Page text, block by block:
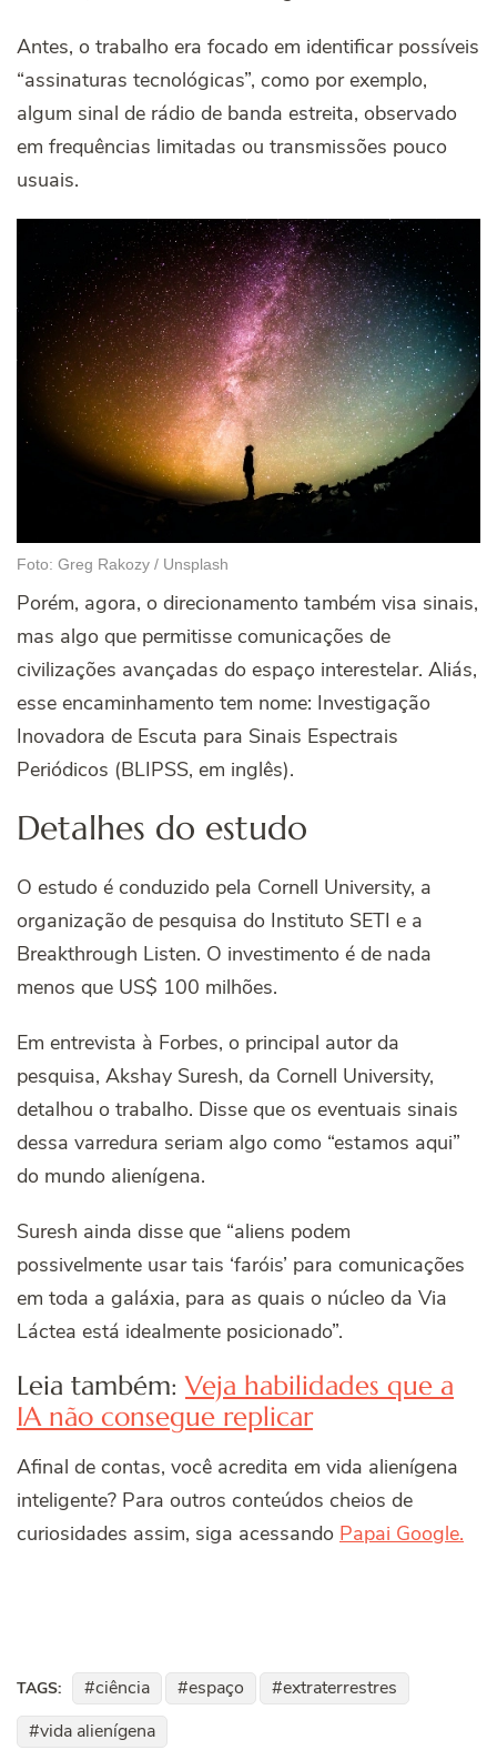
Antes, o trabalho era focado em identificar possíveis
“assinaturas tecnológicas”, como por exemplo,
algum sinal de rádio de banda estreita, observado
em frequências limitadas ou transmissões pouco
usuais.
Foto: Greg Rakozy / Unsplash
Porém, agora, o direcionamento também visa sinais,
mas algo que permitisse comunicações de
civilizações avançadas do espaço interestelar. Aliás,
esse encaminhamento tem nome: Investigação
Inovadora de Escuta para Sinais Espectrais
Periódicos (BLIPSS, em inglês).
Detalhes do estudo
O estudo é conduzido pela Cornell University, a
organização de pesquisa do Instituto SETI e a
Breakthrough Listen. O investimento é de nada
menos que US$ 100 milhões.
Em entrevista à Forbes, o principal autor da
pesquisa, Akshay Suresh, da Cornell University,
detalhou o trabalho. Disse que os eventuais sinais
dessa varredura seriam algo como “estamos aqui”
do mundo alienígena.
Suresh ainda disse que “aliens podem
possivelmente usar tais ‘faróis’ para comunicações
em toda a galáxia, para as quais o núcleo da Via
Láctea está idealmente posicionado”.
Leia também:Veja habilidades que a
IA não consegue replicar
Afinal de contas, você acredita em vida alienígena
inteligente? Para outros conteúdos cheios de
curiosidades assim, siga acessando Papai Google.
TAGS: ciência espaço
extraterrestres
vida alienígena